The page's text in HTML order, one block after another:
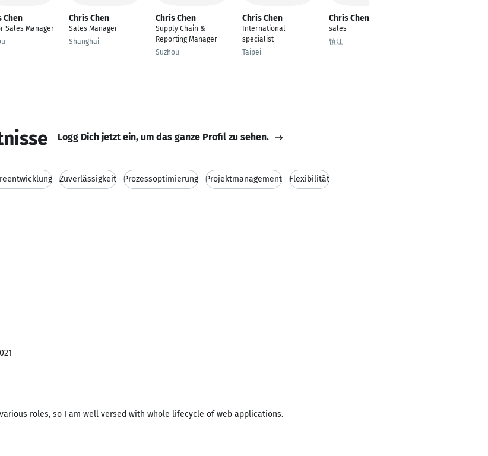
Chen
Sales Manager
Chris Chen
Sales Manager
Shanghai
Chris Chen
Supply Chain &
Reporting Manager
Suzhou
Chris Chen
International
specialist
Taipei
Chris Chen
sales
镇江
Logg Dich jetzt ein, um das ganze Profil zu sehen.
Zuverlässigkeit Prozessoptimierung Projektmanagement Flexibilität
roles, so I am well versed with whole lifecycle of web applications.